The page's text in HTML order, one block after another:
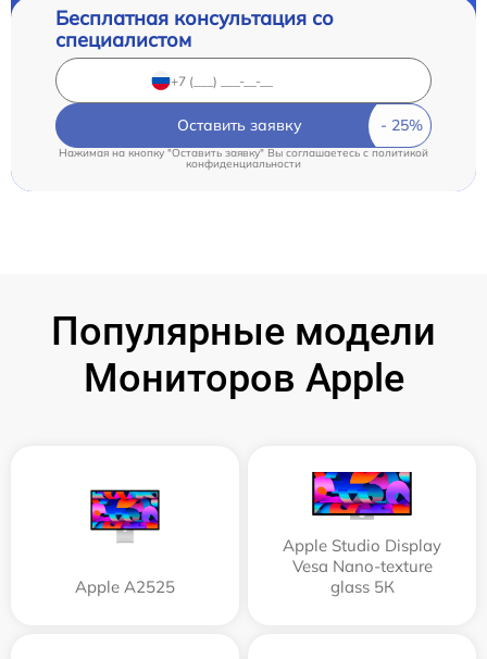
Бесплатная консультация со
специалистом
Оставить заявку
Нажимая на кнопку "Оставить заявку" Вы соглашаетесь c политикой
конфиденциальности
Популярные модели
Мониторов Apple
Apple А2525
Apple Studio Display
Vesa Nano-texture
glass 5К